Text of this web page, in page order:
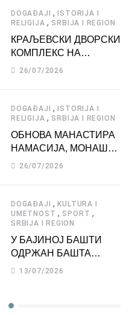
DOGAĐAJI , ISTORIJA I
RELIGIJA , SRBIJA I REGION
КРАЉЕВСКИ ДВОРСКИ
КОМПЛЕКС НА
ДЕДИЊУ –
АТРАКЦИЈА
26/07/2026
DOGAĐAJI , ISTORIJA I
RELIGIJA , SRBIJA I REGION
ОБНОВА МАНАСТИРА
НАМАСИЈА, МОНАШКЕ
ЗАДУЖБИНЕ
26/07/2026
DOGAĐAJI ,KULTURA I
UMETNOST , SPORT ,
SRBIJA I REGION
У БАЈИНОЈ БАШТИ
ОДРЖАН БАШТА
ФЕСТ 2026
13/07/2026